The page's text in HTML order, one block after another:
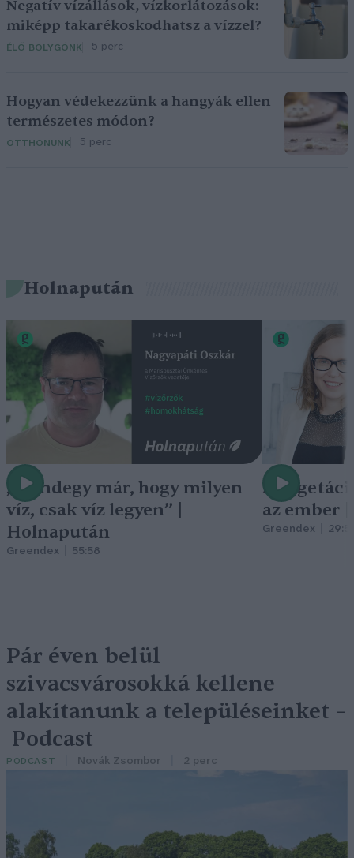
Negatív vízállások, vízkorlátozások:
miképp takarékoskodhatsz a vízzel?
ÉLŐ BOLYGÓNK 5 perc
Hogyan védekezzünk a hangyák ellen
természetes módon?
OTTHONUNK 5 perc
Holnapután
„Mindegy már, hogy milyen
víz, csak víz legyen” |
Holnapután
Greendex 55:58
A
az ember
Greendex
Pár éven belül
szivacsvárosokká kellene
alakítanunk a településeinket –
Podcast
PODCAST Novák Zsombor 2 perc